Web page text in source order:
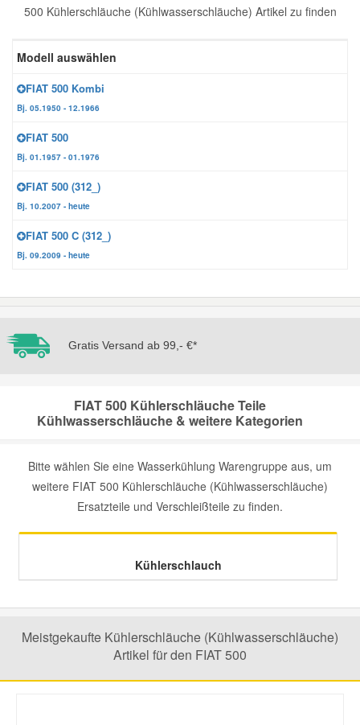
500 Kühlerschläuche (Kühlwasserschläuche) Artikel zu finden
Modell auswählen
FIAT 500 Kombi
Bj. 05.1950 - 12.1966
FIAT 500
Bj. 01.1957 - 01.1976
FIAT 500 (312_)
Bj. 10.2007 - heute
FIAT 500 C (312_)
Bj. 09.2009 - heute
Gratis Versand ab 99,- €*
FIAT 500 Kühlerschläuche Teile
Kühlwasserschläuche & weitere Kategorien
Bitte wählen Sie eine Wasserkühlung Warengruppe aus, um
weitere FIAT 500 Kühlerschläuche (Kühlwasserschläuche)
Ersatzteile und Verschleißteile zu finden.
Kühlerschlauch
Meistgekaufte Kühlerschläuche (Kühlwasserschläuche)
Artikel für den FIAT 500
Reparatur-Zubehör
Schlüsselgehäuse
Winter-Autozubehör
Hyundai Ersatzteile
Jeep Ersatzteile
Kia Ersatzteile
Lancia Ersatzteile
Mini Ersatzteile
Mitsubishi Ersatzteile
Nissan Ersatzteile